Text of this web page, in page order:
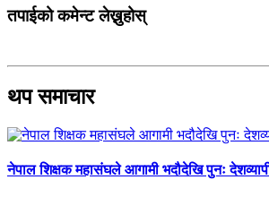
तपाईको कमेन्ट लेख्नुहोस्
थप समाचार
नेपाल शिक्षक महासंघले आगामी भदौदेखि पुनः